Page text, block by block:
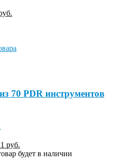
70 PDR инструментов
руб.
будет в наличии